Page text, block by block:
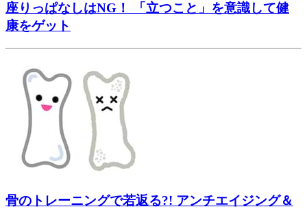
座りっぱなしはNG！ 「立つこと」を意識して健
康をゲット
骨のトレーニングで若返る?! アンチエイジング＆